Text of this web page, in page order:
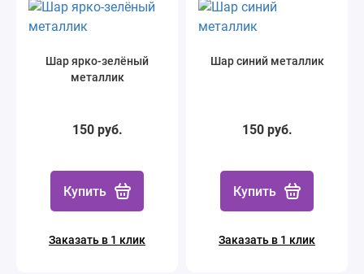
Шар ярко-зелёный
металлик
150 руб.
Купить
Заказать в 1 клик
Шар синий металлик
150 руб.
Купить
Заказать в 1 клик